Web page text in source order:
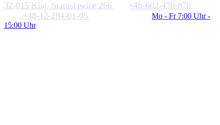
32-015 Klaj, Stanislawice 266
+48-602-470-870
+48-12-284-01-05
Mo - Fr 7:00 Uhr -
15:00 Uhr